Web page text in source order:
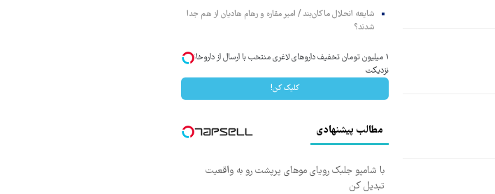
شایعه انحلال ماکان‌بند / امیر مقاره و رهام هادیان از هم جدا
شدند؟
۱ میلیون تومان تخفیف داروهای لاغری منتخب با ارسال از داروخانه
نزدیکت
کلیک کن!
مطالب پیشنهادی
با شامپو جلبک رویای موهای پرپشت رو به واقعیت
تبدیل کن